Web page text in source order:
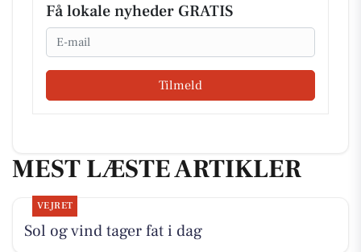
Få lokale nyheder GRATIS
Email
Tilmeld
MEST LÆSTE ARTIKLER
VEJRET
Sol og vind tager fat i dag